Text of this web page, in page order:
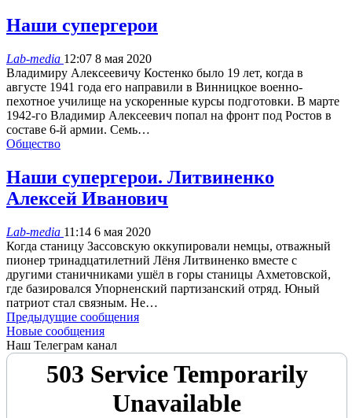
Наши супергерои
Lab-media 12:07 8 мая 2020
Владимиру Алексеевичу Костенко было 19 лет, когда в
августе 1941 года его направили в Винницкое военно-
пехотное училище на ускоренные курсы подготовки. В марте
1942-го Владимир Алексеевич попал на фронт под Ростов в
составе 6-й армии. Семь…
Общество
Наши супергерои. Литвиненко
Алексей Иванович
Lab-media 11:14 6 мая 2020
Когда станицу Зассовскую оккупировали немцы, отважный
пионер тринадцатилетний Лёня Литвиненко вместе с
другими станичниками ушёл в горы станицы Ахметовской,
где базировался Упорненский партизанский отряд. Юный
патриот стал связным. Не…
Предыдущие сообщения
Новые сообщения
Наш Телеграм канал